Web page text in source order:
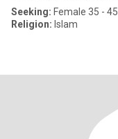
Seeking: Female 35 - 45
Religion: Islam